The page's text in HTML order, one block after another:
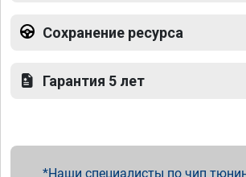
Сохранение ресурса
Гарантия 5 лет
Наши специалисты по чип